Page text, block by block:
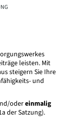
leisten. Mit
steigern Sie Ihre
und
odereinmalig
der Satzung).